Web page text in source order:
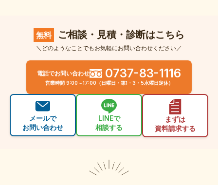
無料 ご相談・見積・診断はこちら
＼どのようなことでもお気軽にお問い合わせください／
電話でお問い合わせ 0737-83-1116
営業時間 9:00～17:00（日曜日・第1・3・5水曜日定休）
メールで
お問い合わせ
LINEで
相談する
まずは
資料請求する